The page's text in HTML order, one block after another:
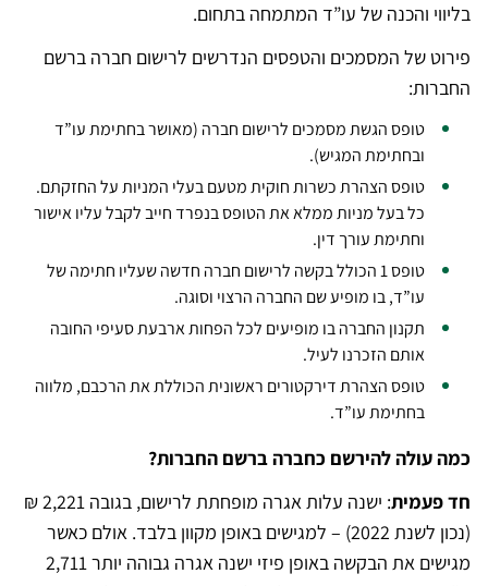
בליווי והכנה של עו”ד המתמחה בתחום.
פירוט של המסמכים והטפסים הנדרשים לרישום חברה ברשם
החברות:
טופס הגשת מסמכים לרישום חברה (מאושר בחתימת עו”ד
ובחתימת המגיש).
טופס הצהרת כשרות חוקית מטעם בעלי המניות על החזקתם.
כל בעל מניות ממלא את הטופס בנפרד חייב לקבל עליו אישור
וחתימת עורך דין.
טופס 1 הכולל בקשה לרישום חברה חדשה שעליו חתימה של
עו”ד, בו מופיע שם החברה הרצוי וסוגה.
תקנון החברה בו מופיעים לכל הפחות ארבעת סעיפי החובה
אותם הזכרנו לעיל.
טופס הצהרת דירקטורים ראשונית הכוללת את הרכבם, מלווה
בחתימת עו”ד.
כמה עולה להירשם כחברה ברשם החברות?
חד פעמית
: ישנה עלות אגרה מופחתת לרישום, בגובה 2,221 ₪
(נכון לשנת 2022) – למגישים באופן מקוון בלבד. אולם כאשר
מגישים את הבקשה באופן פיזי ישנה אגרה גבוהה יותר 2,711